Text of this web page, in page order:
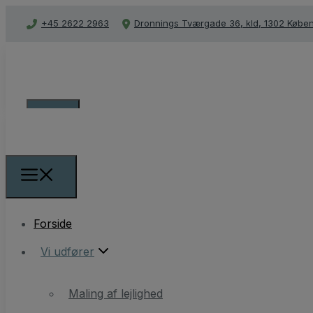
+45 2622 2963 Dronnings Tværgade 36, kld, 1302
Forside
Vi udfører
Filt og væv opsætning
Forside
Vi udfører
Maling af lejlighed